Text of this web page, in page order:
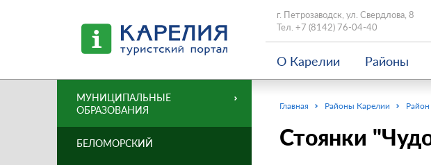
г. Петрозаводск, ул. Свердлова, 8
Тел. +7 (8142) 76-04-40
О Карелии Районы
Главная Районы Карелии Район
Стоянки
МУНИЦИПАЛЬНЫЕ
ОБРАЗОВАНИЯ
БЕЛОМОРСКИЙ